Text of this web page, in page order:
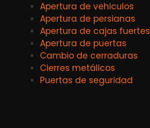
Apertura de vehiculos
Apertura de persianas
Apertura de cajas fuertes
Apertura de puertas
Cambio de cerraduras
Cierres metálicos
Puertas de seguridad